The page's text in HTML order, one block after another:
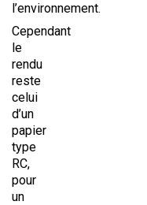
l’environnement.
Cependant
le
rendu
reste
celui
d’un
papier
type
RC,
pour
un